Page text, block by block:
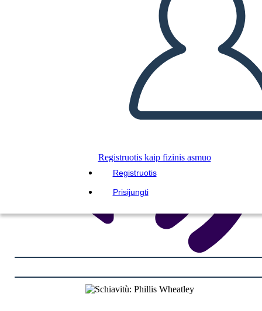
Registruotis kaip fizinis asmuo
Registruotis
Prisijungti
SKAITYK MAN